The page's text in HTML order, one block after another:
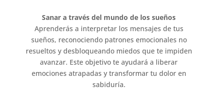
Sanar a través del mundo de los sueños
Aprenderás a interpretar los mensajes de tus
sueños, reconociendo patrones emocionales no
resueltos y desbloqueando miedos que te impiden
avanzar. Este objetivo te ayudará a liberar
emociones atrapadas y transformar tu dolor en
sabiduría.